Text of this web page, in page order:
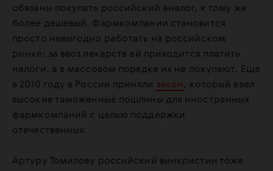
обязаны покупать российский аналог, к тому же
более дешевый. Фармкомпании становится
просто невыгодно работать на российском
рынке: за ввоз лекарств ей приходится платить
налоги, а в массовом порядке их не покупают. Еще
в 2010 году в России приняли закон , который ввел
высокие таможенные пошлины для иностранных
фармкомпаний с целью поддержки
отечественных.
Артуру Томилову российский винкристин тоже